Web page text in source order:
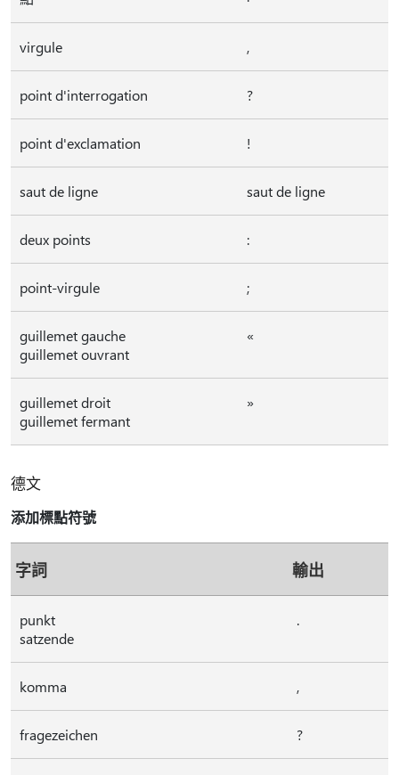
virgule ,
point d'interrogation ?
point d'exclamation !
saut de ligne saut de ligne
deux points :
point-virgule ;
guillemet gauche
guillemet ouvrant
«
guillemet droit
guillemet fermant
»
德文
添加標點符號
字詞 輸出
punkt
satzende
.
komma ,
fragezeichen ?